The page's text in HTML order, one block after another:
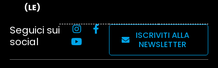
(LE)
Seguici sui
social
ISCRIVITI ALLA
NEWSLETTER